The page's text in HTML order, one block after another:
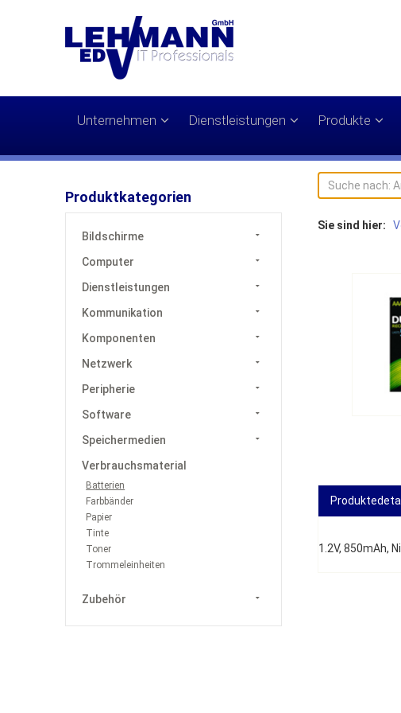
Unternehmen Dienstleistungen Produkte
Produktkategorien
Bildschirme
Computer
Dienstleistungen
Kommunikation
Komponenten
Netzwerk
Peripherie
Software
Speichermedien
Verbrauchsmaterial
Batterien
Farbbänder
Papier
Tinte
Toner
Trommeleinheiten
Zubehör
Sie sind hier:
1.2V, 850mAh,